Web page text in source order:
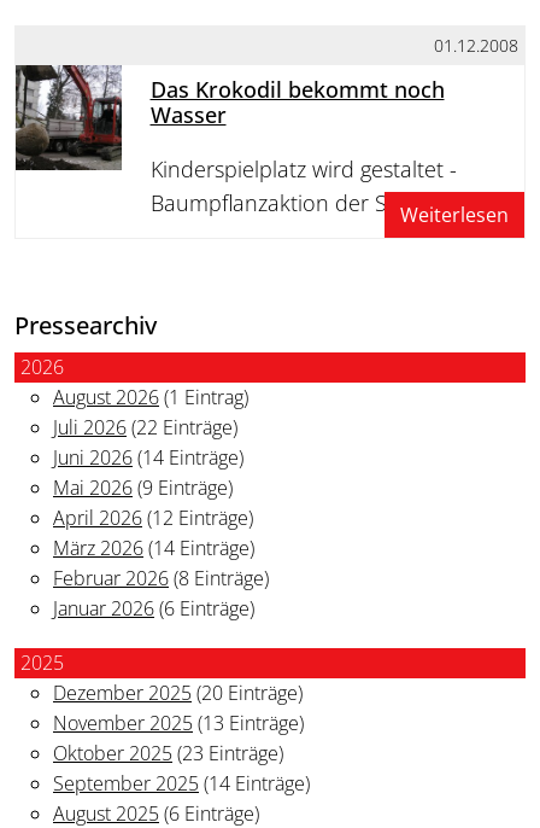
01.12.2008
Das Krokodil bekommt noch
Wasser
Kinderspielplatz wird gestaltet -
Baumpflanzaktion der Sozialen Stadt
Weiterlesen
Pressearchiv
2026
August 2026(1 Eintrag)
Juli 2026(22 Einträge)
Juni 2026(14 Einträge)
Mai 2026(9 Einträge)
April 2026(12 Einträge)
März 2026(14 Einträge)
Februar 2026(8 Einträge)
Januar 2026(6 Einträge)
2025
Dezember 2025(20 Einträge)
November 2025(13 Einträge)
Oktober 2025(23 Einträge)
September 2025(14 Einträge)
August 2025(6 Einträge)